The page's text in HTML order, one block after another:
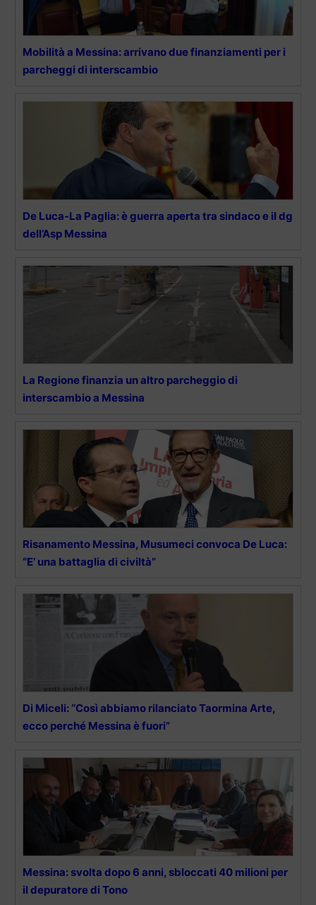
Mobilità a Messina: arrivano due finanziamenti per i
parcheggi di interscambio
De Luca-La Paglia: è guerra aperta tra sindaco e il dg
dell’Asp Messina
La Regione finanzia un altro parcheggio di
interscambio a Messina
Risanamento Messina, Musumeci convoca De Luca:
“E’ una battaglia di civiltà”
Di Miceli: “Così abbiamo rilanciato Taormina Arte,
ecco perché Messina è fuori”
Messina: svolta dopo 6 anni, sbloccati 40 milioni per
il depuratore di Tono